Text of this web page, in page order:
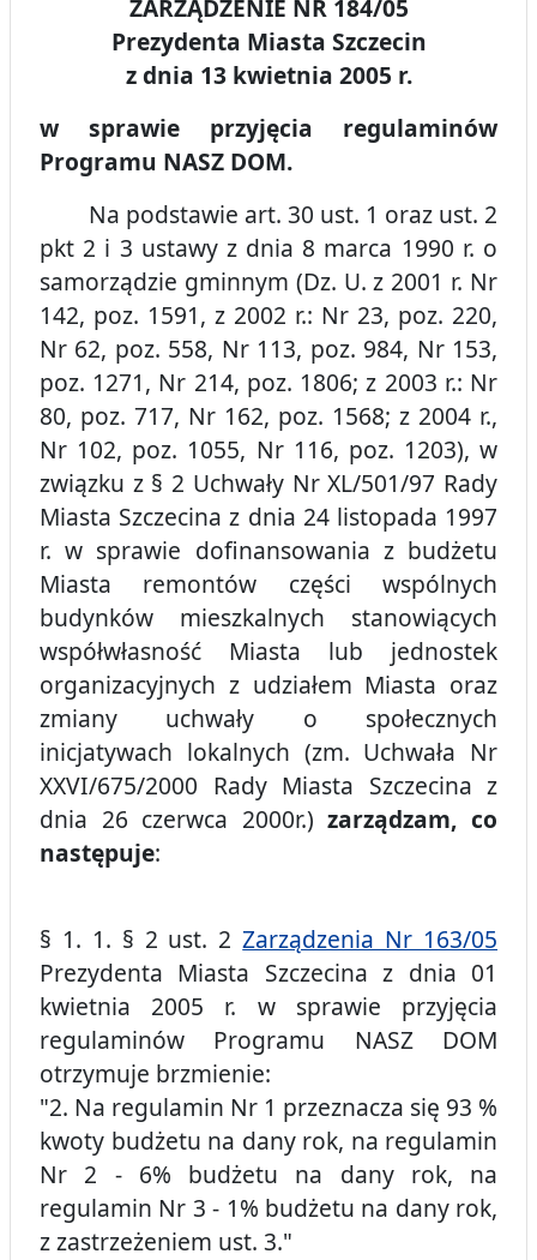
ZARZĄDZENIE NR 184/05
Prezydenta Miasta Szczecin
z dnia 13 kwietnia 2005 r.
w sprawie przyjęcia regulaminów
Programu NASZ DOM.
Na podstawie art. 30 ust. 1 oraz ust. 2
pkt 2 i 3 ustawy z dnia 8 marca 1990 r. o
samorządzie gminnym (Dz. U. z 2001 r. Nr
142, poz. 1591, z 2002 r.: Nr 23, poz. 220,
Nr 62, poz. 558, Nr 113, poz. 984, Nr 153,
poz. 1271, Nr 214, poz. 1806; z 2003 r.: Nr
80, poz. 717, Nr 162, poz. 1568; z 2004 r.,
Nr 102, poz. 1055, Nr 116, poz. 1203), w
związku z § 2 Uchwały Nr XL/501/97 Rady
Miasta Szczecina z dnia 24 listopada 1997
r. w sprawie dofinansowania z budżetu
Miasta remontów części wspólnych
budynków mieszkalnych stanowiących
współwłasność Miasta lub jednostek
organizacyjnych z udziałem Miasta oraz
zmiany uchwały o społecznych
inicjatywach lokalnych (zm. Uchwała Nr
XXVI/675/2000 Rady Miasta Szczecina z
dnia 26 czerwca 2000r.)zarządzam, co
następuje:
§ 1. 1. § 2 ust. 2Zarządzenia Nr 163/05
Prezydenta Miasta Szczecina z dnia 01
kwietnia 2005 r. w sprawie przyjęcia
regulaminów Programu NASZ DOM
otrzymuje brzmienie:
"2. Na regulamin Nr 1 przeznacza się 93 %
kwoty budżetu na dany rok, na regulamin
Nr 2 - 6% budżetu na dany rok, na
regulamin Nr 3 - 1% budżetu na dany rok,
z zastrzeżeniem ust. 3."